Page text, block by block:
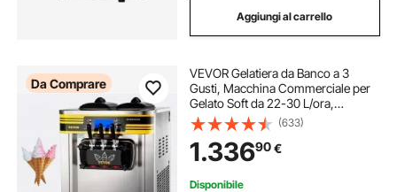
Aggiungi al carrello
Da Comprare
VEVOR Gelatiera da Banco a 3
Gusti, Macchina Commerciale per
Gelato Soft da 22-30 L/ora,
Gelatiera con Accessori Completi,
Utilizzo per Gelato Soft
(633)
1.33690€
Disponibile